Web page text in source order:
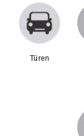
Türen